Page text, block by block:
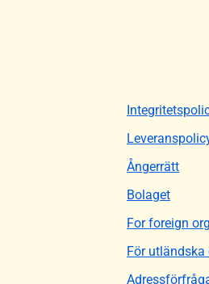
Ångerrätt
Bolaget
For foreign
För